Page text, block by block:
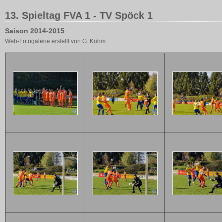
13. Spieltag FVA 1 - TV Spöck 1
Saison 2014-2015
Web-Fotogalerie erstellt von G. Kohm